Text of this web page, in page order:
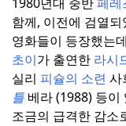
함께, 이전에 검열
영화들이 등장했는
초이가 출연한 라시
실리 피슐의 소련 사
틀 베라 (1988) 등이
조금의 급격한 감소